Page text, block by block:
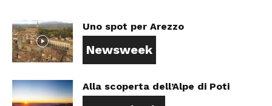
Uno spot per Arezzo
Newsweek
Alla scoperta dell’Alpe di Poti